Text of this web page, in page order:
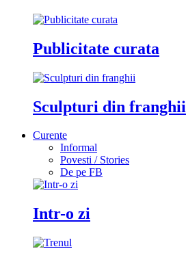
Publicitate curata
Sculpturi din franghii
Curente
Informal
Povesti / Stories
De pe FB
Intr-o zi